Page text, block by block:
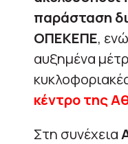
παράσταση
ΟΠΕΚΕΠΕ,
αυξημένα
κέντρο της
Στη συνέχεια